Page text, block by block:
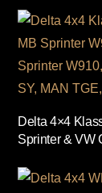
Delta 4×4
Sprinter & VW